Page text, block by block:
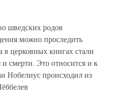
шведских родов
можно проследить
в церковных книгах стали
смерти. Это относится и к
Нобелиус происходил из